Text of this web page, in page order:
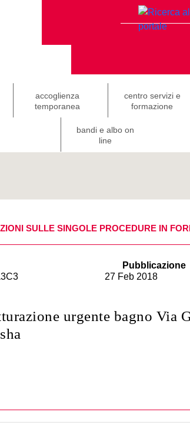
accoglienza
temporanea
centro servizi e
formazione
bandi e albo on
line
SULLE SINGOLE PROCEDURE IN
Pubblicazione
27 Feb 2018
urgente bagno Via